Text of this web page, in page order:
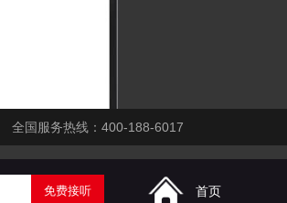
全国服务热线：400-188-6017
首页